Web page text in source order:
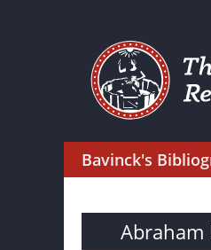
Bavinck's
Abraham